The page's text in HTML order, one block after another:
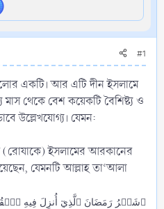
#1
একটি। আর এটি দীন ইসলামে
মাস থেকে বেশ কয়েকটি বৈশিষ্ট্য ও
উল্লেখযোগ্য। যেমন:
ইসলামের আরকানের
যেমনটি আল্লাহ তা‘আলা
﴿شَهۡرُ رَمَضَانَ ٱلَّذِيٓ أُنزِلَ فِيهِ